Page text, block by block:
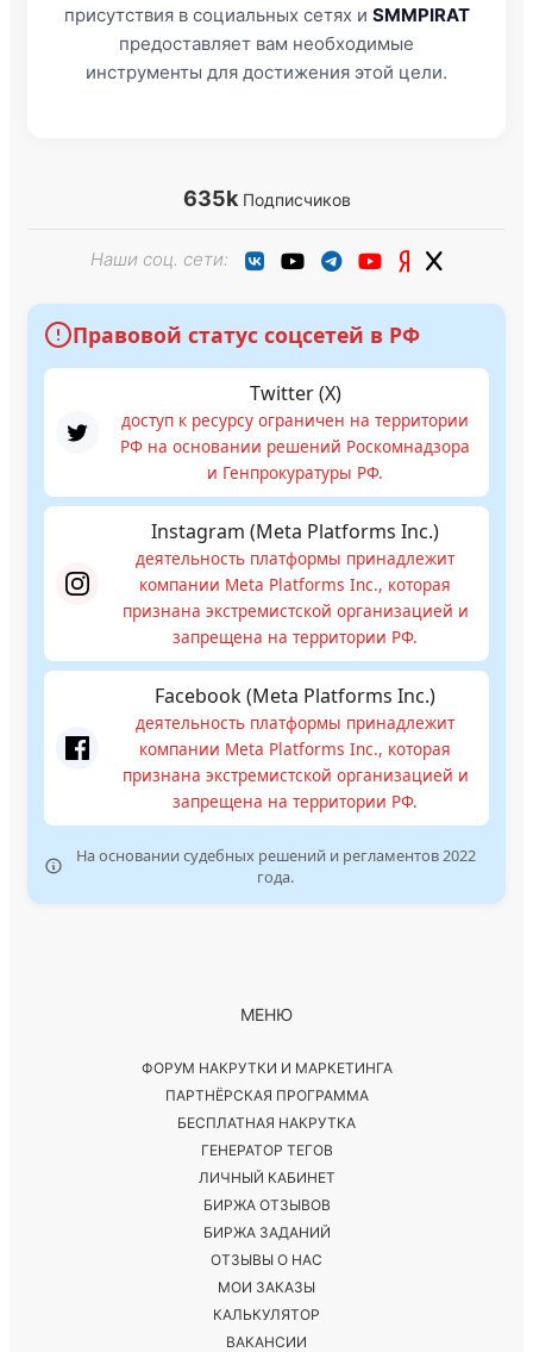
присутствия в социальных сетях и SMMPIRAT
предоставляет вам необходимые
инструменты для достижения этой цели.
635kПодписчиков
Наши соц. сети:
Правовой статус соцсетей в РФ
Twitter (X)
доступ к ресурсу ограничен на территории
РФ на основании решений Роскомнадзора
и Генпрокуратуры РФ.
Instagram (Meta Platforms Inc.)
деятельность платформы принадлежит
компании Meta Platforms Inc., которая
признана экстремистской организацией и
запрещена на территории РФ.
Facebook (Meta Platforms Inc.)
деятельность платформы принадлежит
компании Meta Platforms Inc., которая
признана экстремистской организацией и
запрещена на территории РФ.
На основании судебных решений и регламентов 2022
года.
МЕНЮ
ФОРУМ НАКРУТКИ И МАРКЕТИНГА
ПАРТНЁРСКАЯ ПРОГРАММА
БЕСПЛАТНАЯ НАКРУТКА
ГЕНЕРАТОР ТЕГОВ
ЛИЧНЫЙ КАБИНЕТ
БИРЖА ОТЗЫВОВ
БИРЖА ЗАДАНИЙ
ОТЗЫВЫ О НАС
МОИ ЗАКАЗЫ
КАЛЬКУЛЯТОР
ВАКАНСИИ